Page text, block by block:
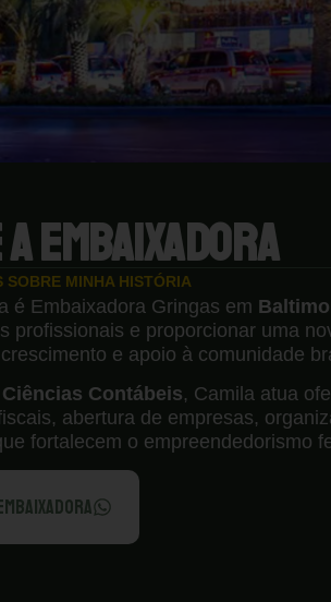
EMBAIXADORA
SOBRE MINHA HISTÓRIA
é Embaixadora Gringas em
profissionais e proporcionar uma
e apoio à comunidade
Ciências Contábeis, Camila atua
abertura de empresas,
fortalecem o empreendedorismo